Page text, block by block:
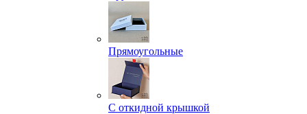
Прямоугольные
С откидной крышкой